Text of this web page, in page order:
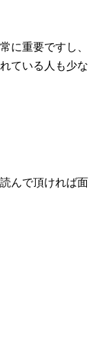
に重要ですし、
ている人も少な
んで頂ければ面